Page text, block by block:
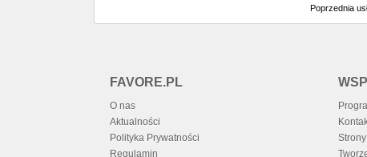
Poprzednia
FAVORE.PL
O nas
Aktualności
Polityka Prywatności
Regulamin